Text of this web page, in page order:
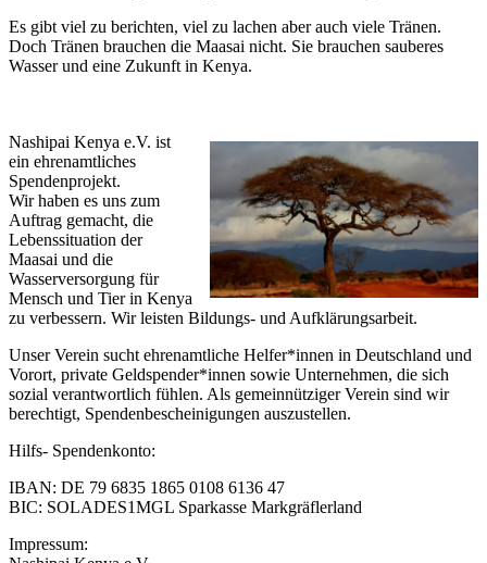
Es gibt viel zu berichten, viel zu lachen aber auch viele Tränen.
Doch Tränen brauchen die Maasai nicht. Sie brauchen sauberes
Wasser und eine Zukunft in Kenya.
Nashipai Kenya e.V. ist
ein ehrenamtliches
Spendenprojekt.
Wir haben es uns zum
Auftrag gemacht, die
Lebenssituation der
Maasai und die
Wasserversorgung für
Mensch und Tier in Kenya
zu verbessern. Wir leisten Bildungs- und Aufklärungsarbeit.
Unser Verein sucht ehrenamtliche Helfer*innen in Deutschland und
Vorort, private Geldspender*innen sowie Unternehmen, die sich
sozial verantwortlich fühlen. Als gemeinnütziger Verein sind wir
berechtigt, Spendenbescheinigungen auszustellen.
Hilfs- Spendenkonto:
IBAN: DE 79 6835 1865 0108 6136 47
BIC: SOLADES1MGL Sparkasse Markgräflerland
Impressum: